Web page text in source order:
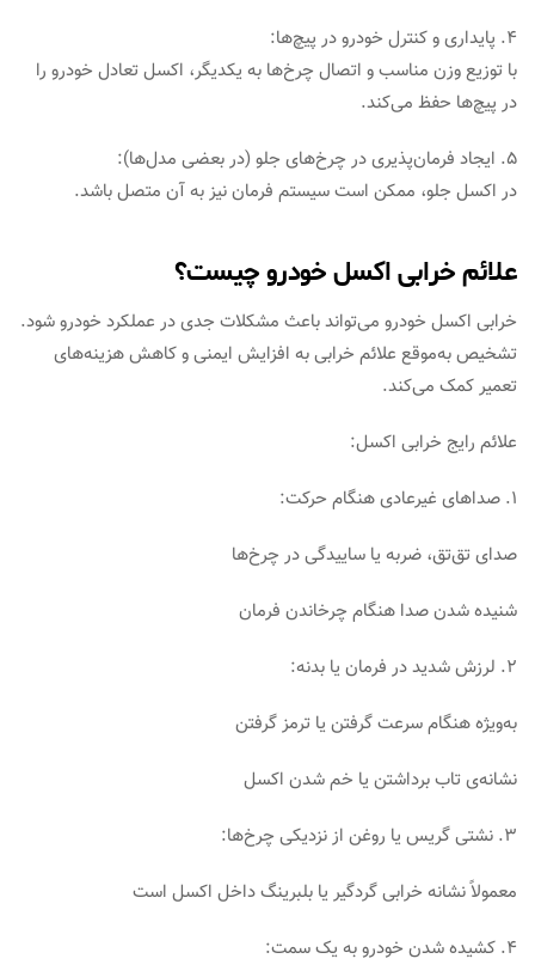
۴. پایداری و کنترل خودرو در پیچ‌ها:
با توزیع وزن مناسب و اتصال چرخ‌ها به یکدیگر، اکسل تعادل خودرو را
در پیچ‌ها حفظ می‌کند.
۵. ایجاد فرمان‌پذیری در چرخ‌های جلو (در بعضی مدل‌ها):
در اکسل جلو، ممکن است سیستم فرمان نیز به آن متصل باشد.
علائم خرابی اکسل خودرو چیست؟
خرابی اکسل خودرو می‌تواند باعث مشکلات جدی در عملکرد خودرو شود.
تشخیص به‌موقع علائم خرابی به افزایش ایمنی و کاهش هزینه‌های
تعمیر کمک می‌کند.
علائم رایج خرابی اکسل:
۱. صداهای غیرعادی هنگام حرکت:
صدای تق‌تق، ضربه یا ساییدگی در چرخ‌ها
شنیده شدن صدا هنگام چرخاندن فرمان
۲. لرزش شدید در فرمان یا بدنه:
به‌ویژه هنگام سرعت گرفتن یا ترمز گرفتن
نشانه‌ی تاب برداشتن یا خم شدن اکسل
۳. نشتی گریس یا روغن از نزدیکی چرخ‌ها:
معمولاً نشانه خرابی گردگیر یا بلبرینگ داخل اکسل است
۴. کشیده شدن خودرو به یک سمت: